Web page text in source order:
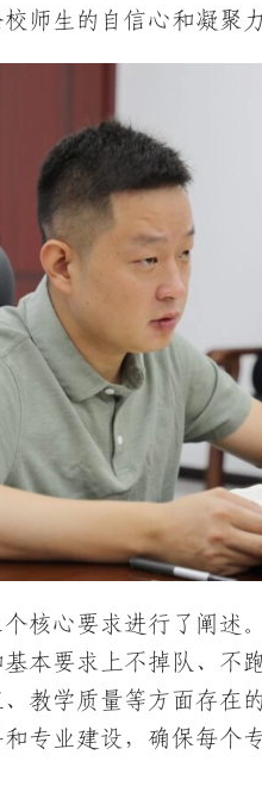
师生的自信心和凝聚力
核心要求进行了阐述
本要求上不掉队、不
教学质量等方面存在
专业建设，确保每个